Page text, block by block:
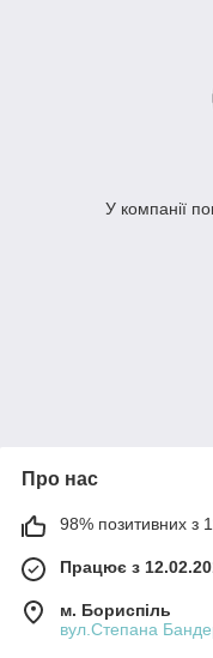
У компанії
Про нас
98% позитивних з
Працює з
м. Бориспіль
вул.Степана